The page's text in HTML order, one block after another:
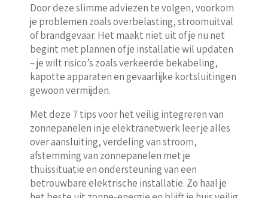
Door deze slimme adviezen te volgen, voorkom
je problemen zoals overbelasting, stroomuitval
of brandgevaar. Het maakt niet uit of je nu net
begint met plannen of je installatie wil updaten
– je wilt risico’s zoals verkeerde bekabeling,
kapotte apparaten en gevaarlijke kortsluitingen
gewoon vermijden.
Met deze 7 tips voor het veilig integreren van
zonnepanelen in je elektranetwerk leer je alles
over aansluiting, verdeling van stroom,
afstemming van zonnepanelen met je
thuissituatie en ondersteuning van een
betrouwbare elektrische installatie. Zo haal je